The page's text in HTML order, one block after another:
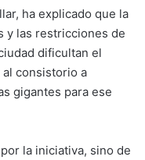
ha explicado que la
y las restricciones de
dificultan el
consistorio a
gigantes para ese
la iniciativa, sino de